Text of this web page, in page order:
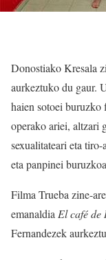
Donostiako Kresala
aurkeztuko du gaur.
haien sotoei buruzko
operako ariei, altzari
sexualitateari eta
eta panpinei
Filma Trueba zine-
emanaldia El café de
Fernandezek